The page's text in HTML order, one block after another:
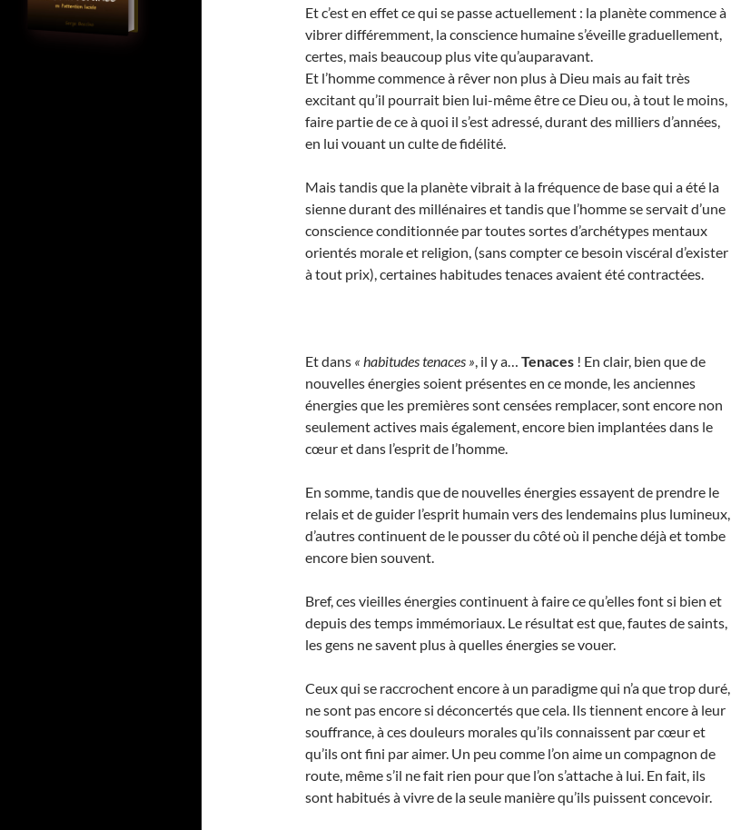
Et c’est en effet ce qui se passe actuellement : la planète commence à
vibrer différemment, la conscience humaine s’éveille graduellement,
certes, mais beaucoup plus vite qu’auparavant.
Et l’homme commence à rêver non plus à Dieu mais au fait très
excitant qu’il pourrait bien lui-même être ce Dieu ou, à tout le moins,
faire partie de ce à quoi il s’est adressé, durant des milliers d’années,
en lui vouant un culte de fidélité.
Mais tandis que la planète vibrait à la fréquence de base qui a été la
sienne durant des millénaires et tandis que l’homme se servait d’une
conscience conditionnée par toutes sortes d’archétypes mentaux
orientés morale et religion, (sans compter ce besoin viscéral d’exister
à tout prix), certaines habitudes tenaces avaient été contractées.
Et dans « habitudes tenaces », il y a… Tenaces ! En clair, bien que de
nouvelles énergies soient présentes en ce monde, les anciennes
énergies que les premières sont censées remplacer, sont encore non
seulement actives mais également, encore bien implantées dans le
cœur et dans l’esprit de l’homme.
En somme, tandis que de nouvelles énergies essayent de prendre le
relais et de guider l’esprit humain vers des lendemains plus lumineux,
d’autres continuent de le pousser du côté où il penche déjà et tombe
encore bien souvent.
Bref, ces vieilles énergies continuent à faire ce qu’elles font si bien et
depuis des temps immémoriaux. Le résultat est que, fautes de saints,
les gens ne savent plus à quelles énergies se vouer.
Ceux qui se raccrochent encore à un paradigme qui n’a que trop duré,
ne sont pas encore si déconcertés que cela. Ils tiennent encore à leur
souffrance, à ces douleurs morales qu’ils connaissent par cœur et
qu’ils ont fini par aimer. Un peu comme l’on aime un compagnon de
route, même s’il ne fait rien pour que l’on s’attache à lui. En fait, ils
sont habitués à vivre de la seule manière qu’ils puissent concevoir.